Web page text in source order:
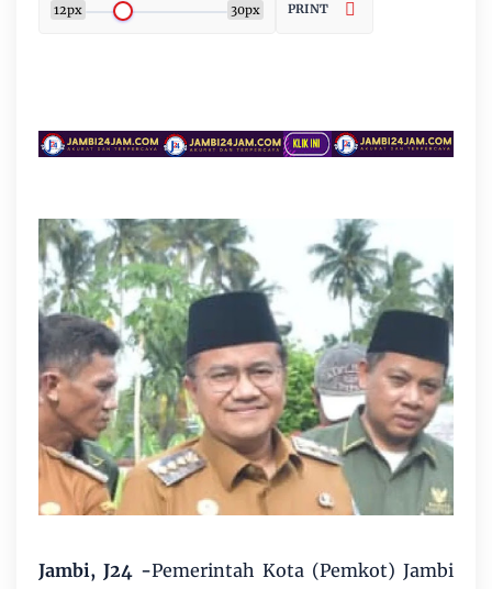
12px 30px PRINT
Jambi, J24 -Pemerintah Kota (Pemkot) Jambi